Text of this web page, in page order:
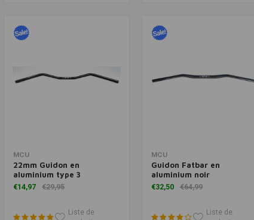
MCU
22mm Guidon en
aluminium type 3
€14,97 €29,95
Liste de
MCU
Guidon Fatbar en
aluminium noir
€32,50 €64,99
Liste de